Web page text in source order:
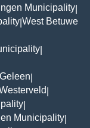
Municipality
West Betuwe
Municipality